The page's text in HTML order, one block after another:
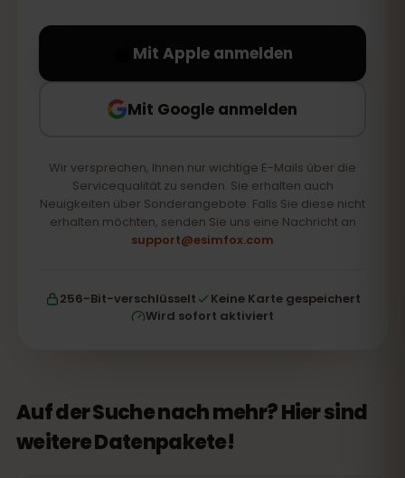
Mit Apple anmelden
Mit Google anmelden
Wir versprechen, Ihnen nur wichtige E-Mails über die
Servicequalität zu senden. Sie erhalten auch
Neuigkeiten über Sonderangebote. Falls Sie diese nicht
erhalten möchten, senden Sie uns eine Nachricht an
support@esimfox.com
256-Bit-verschlüsselt
Keine Karte gespeichert
Wird sofort aktiviert
Auf der Suche nach mehr? Hier sind
weitere Datenpakete!